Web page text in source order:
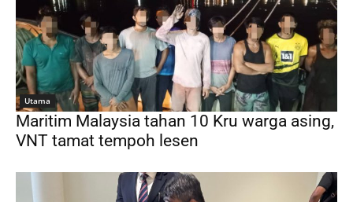
Utama
Maritim Malaysia tahan 10 Kru warga asing,
VNT tamat tempoh lesen